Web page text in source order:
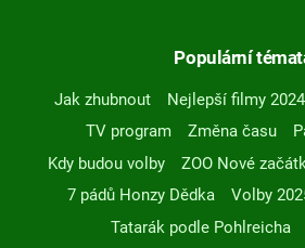
Populární
Jak zhubnout Nejlepší filmy 2024
TV program
Změna času
Kdy budou volby
ZOO Nové
7 pádů Honzy Dědka
Volby
Tatarák podle Pohlreicha